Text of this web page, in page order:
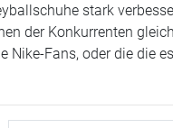
stark
der Konkurrenten
Fans, oder die die